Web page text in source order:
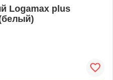
Logamax plus